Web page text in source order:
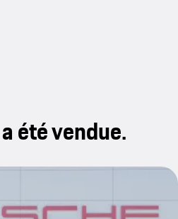
été vendue.